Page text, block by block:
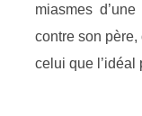
miasmes
contre son
celui que l’idéal